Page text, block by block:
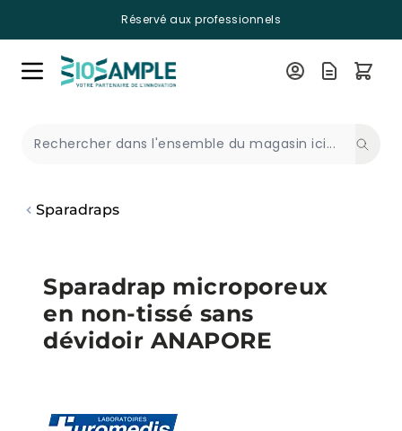
Réservé aux professionnels
Sparadraps
Sparadrap microporeux
en non-tissé sans
dévidoir ANAPORE